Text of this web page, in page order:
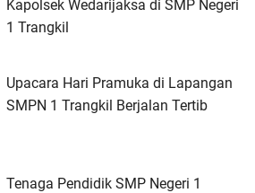
Kapolsek Wedarijaksa di SMP Negeri
1 Trangkil
Upacara Hari Pramuka di Lapangan
SMPN 1 Trangkil Berjalan Tertib
Tenaga Pendidik SMP Negeri 1